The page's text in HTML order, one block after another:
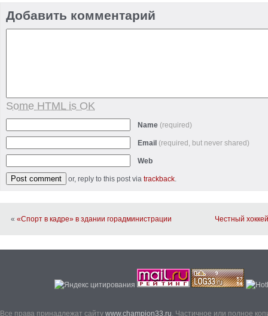
Добавить комментарий
Some HTML is OK
Name (required)
Email (required, but never shared)
Web
or, reply to this post via trackback.
« «Спорт в кадре» в здании горадминистрации Честный
Все права принадлежат сайту www.champion33.ru. Частичное или полное